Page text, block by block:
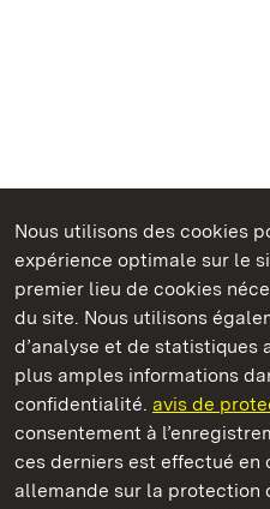
Nous utilisons des cookies
expérience optimale sur le
premier lieu de cookies
du site. Nous utilisons
d’analyse et de statistiques
plus amples informations
confidentialité. avis de
consentement à
ces derniers est effectué en
allemande sur la protection
Châteaux et jardins
Château-fort Hochburg d'
Châteaux et jardins publics